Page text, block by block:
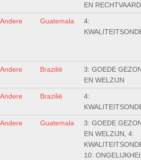
EN
Andere Guatemala
4:
Andere Brazilië
3: GOEDE
EN WELZIJN
Andere Brazilië
4:
Andere Guatemala
3: GOEDE
EN WELZIJN, 4:
10: